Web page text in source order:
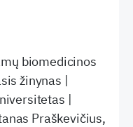
biomedicinos
žinynas |
|
Praškevičius,